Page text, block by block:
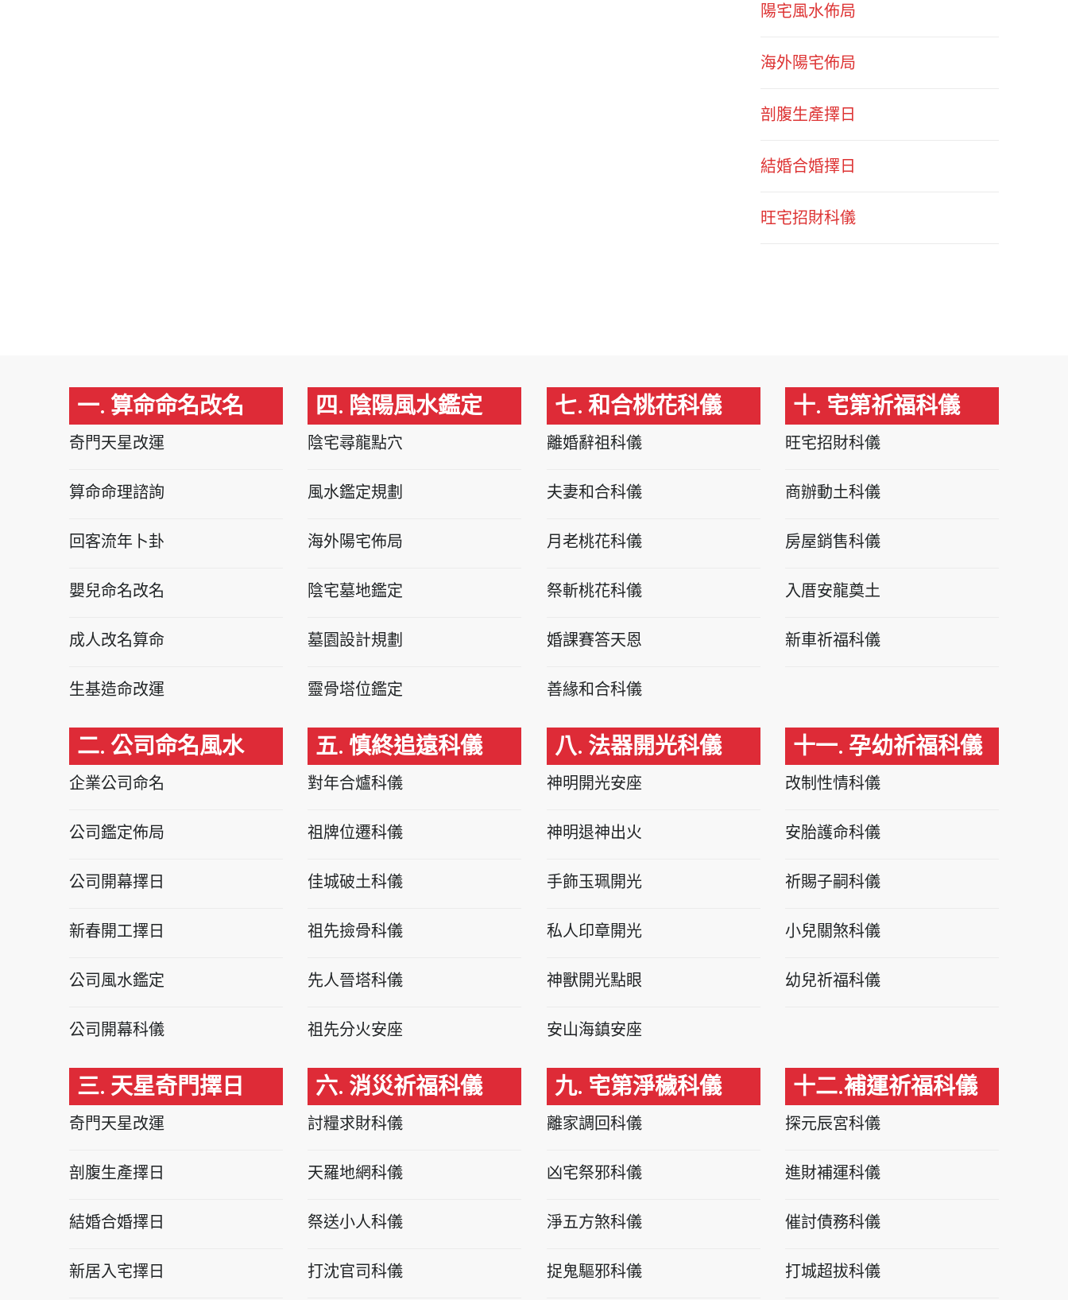
陽宅風水佈局
海外陽宅佈局
剖腹生產擇日
結婚合婚擇日
旺宅招財科儀
一. 算命命名改名
奇門天星改運
算命命理諮詢
回客流年卜卦
嬰兒命名改名
成人改名算命
生基造命改運
二. 公司命名風水
企業公司命名
公司鑑定佈局
公司開幕擇日
新春開工擇日
公司風水鑑定
公司開幕科儀
三. 天星奇門擇日
奇門天星改運
剖腹生產擇日
結婚合婚擇日
新居入宅擇日
四. 陰陽風水鑑定
陰宅尋龍點穴
風水鑑定規劃
海外陽宅佈局
陰宅墓地鑑定
墓園設計規劃
靈骨塔位鑑定
五. 慎終追遠科儀
對年合爐科儀
祖牌位遷科儀
佳城破土科儀
祖先撿骨科儀
先人晉塔科儀
祖先分火安座
六. 消災祈福科儀
討糧求財科儀
天羅地網科儀
祭送小人科儀
打沈官司科儀
七. 和合桃花科儀
離婚辭祖科儀
夫妻和合科儀
月老桃花科儀
祭斬桃花科儀
婚課賽答天恩
善緣和合科儀
八. 法器開光科儀
神明開光安座
神明退神出火
手飾玉珮開光
私人印章開光
神獸開光點眼
安山海鎮安座
九. 宅第淨穢科儀
離家調回科儀
凶宅祭邪科儀
淨五方煞科儀
捉鬼驅邪科儀
十. 宅第祈福科儀
旺宅招財科儀
商辦動土科儀
房屋銷售科儀
入厝安龍奠土
新車祈福科儀
十一. 孕幼祈福科儀
改制性情科儀
安胎護命科儀
祈賜子嗣科儀
小兒關煞科儀
幼兒祈福科儀
十二.補運祈福科儀
探元辰宮科儀
進財補運科儀
催討債務科儀
打城超拔科儀